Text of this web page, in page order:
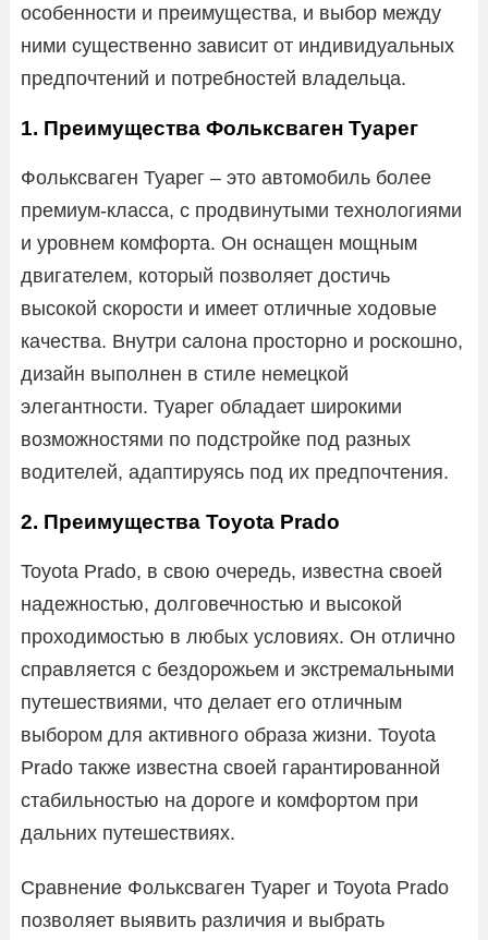
особенности и преимущества, и выбор между
ними существенно зависит от индивидуальных
предпочтений и потребностей владельца.
1. Преимущества Фольксваген Туарег
Фольксваген Туарег – это автомобиль более
премиум-класса, с продвинутыми технологиями
и уровнем комфорта. Он оснащен мощным
двигателем, который позволяет достичь
высокой скорости и имеет отличные ходовые
качества. Внутри салона просторно и роскошно,
дизайн выполнен в стиле немецкой
элегантности. Туарег обладает широкими
возможностями по подстройке под разных
водителей, адаптируясь под их предпочтения.
2. Преимущества Toyota Prado
Toyota Prado, в свою очередь, известна своей
надежностью, долговечностью и высокой
проходимостью в любых условиях. Он отлично
справляется с бездорожьем и экстремальными
путешествиями, что делает его отличным
выбором для активного образа жизни. Toyota
Prado также известна своей гарантированной
стабильностью на дороге и комфортом при
дальних путешествиях.
Сравнение Фольксваген Туарег и Toyota Prado
позволяет выявить различия и выбрать